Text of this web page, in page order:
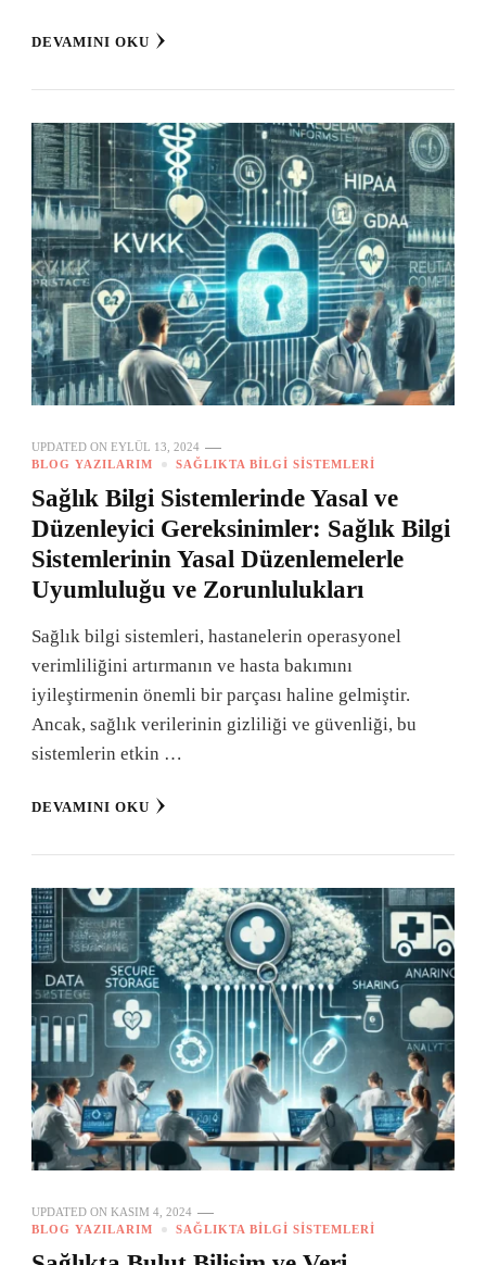
DEVAMINI OKU
UPDATED ON EYLÜL 13, 2024
BLOG YAZILARIM
SAĞLIKTA BILGI SISTEMLERI
Sağlık Bilgi Sistemlerinde Yasal ve
Düzenleyici Gereksinimler: Sağlık Bilgi
Sistemlerinin Yasal Düzenlemelerle
Uyumluluğu ve Zorunlulukları
Sağlık bilgi sistemleri, hastanelerin operasyonel
verimliliğini artırmanın ve hasta bakımını
iyileştirmenin önemli bir parçası haline gelmiştir.
Ancak, sağlık verilerinin gizliliği ve güvenliği, bu
sistemlerin etkin …
DEVAMINI OKU
UPDATED ON KASIM 4, 2024
BLOG YAZILARIM
SAĞLIKTA BILGI SISTEMLERI